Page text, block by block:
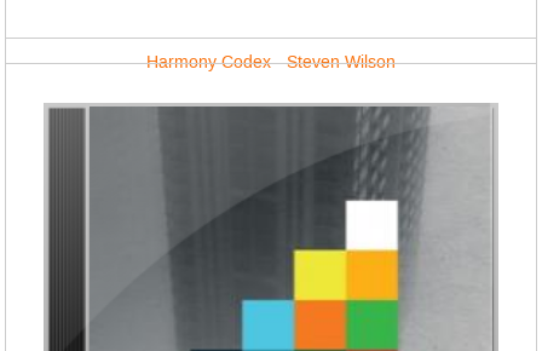
Harmony Codex - Steven Wilson